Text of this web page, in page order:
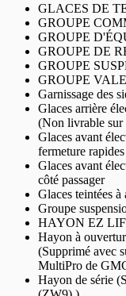
GLACES DE
GROUPE
GROUPE
GROUPE DE
GROUPE
GROUPE
Garnissage des
Glaces arrière
(Non livrable sur
Glaces avant
fermeture
Glaces avant
côté passager
Glaces teintées
Groupe
HAYON EZ
Hayon à
(Supprimé avec
MultiPro de
Hayon de série